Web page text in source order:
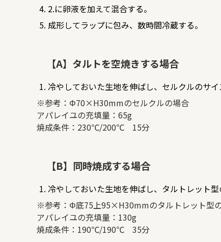
2.に卵液を加えて混合する。
成形してラップに包み、数時間冷蔵する。
【A】タルトを空焼きする場合
冷やしておいた生地を伸ばし、セルクルのサイ
※参考：Φ70×H30mmのセルクルの場合
アパレイユの充填量：65g
焼成条件：230℃/200℃ 15分
【B】同時焼成する場合
冷やしておいた生地を伸ばし、タルトレット
※参考：Φ底75上95×H30mmのタルトレット型
アパレイユの充填量：130g
焼成条件：190℃/190℃ 35分